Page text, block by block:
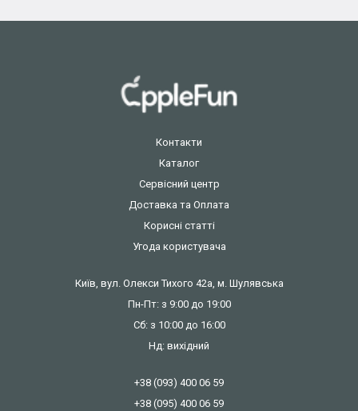
Контакти
Каталог
Сервісний центр
Доставка та Оплата
Корисні статті
Угода користувача
Київ, вул. Олекси Тихого 42а, м. Шулявська
Пн-Пт: з 9:00 до 19:00
Сб: з 10:00 до 16:00
Нд: вихідний
+38 (093) 400 06 59
+38 (095) 400 06 59